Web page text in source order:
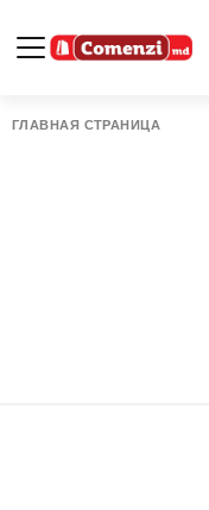
ГЛАВНАЯ СТРАНИЦА